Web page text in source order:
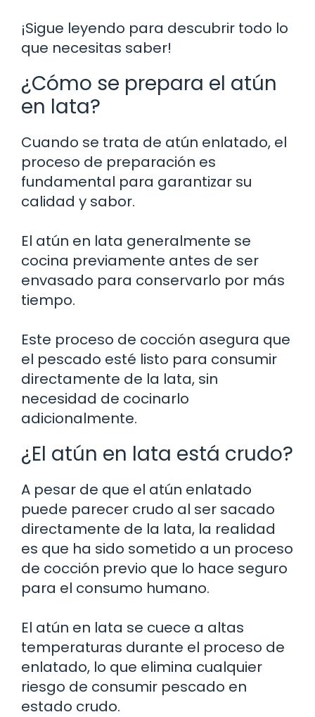
¡Sigue leyendo para descubrir todo lo
que necesitas saber!
¿Cómo se prepara el atún
en lata?
Cuando se trata de atún enlatado, el
proceso de preparación es
fundamental para garantizar su
calidad y sabor.
El atún en lata generalmente se
cocina previamente antes de ser
envasado para conservarlo por más
tiempo.
Este proceso de cocción asegura que
el pescado esté listo para consumir
directamente de la lata, sin
necesidad de cocinarlo
adicionalmente.
¿El atún en lata está crudo?
A pesar de que el atún enlatado
puede parecer crudo al ser sacado
directamente de la lata, la realidad
es que ha sido sometido a un proceso
de cocción previo que lo hace seguro
para el consumo humano.
El atún en lata se cuece a altas
temperaturas durante el proceso de
enlatado, lo que elimina cualquier
riesgo de consumir pescado en
estado crudo.